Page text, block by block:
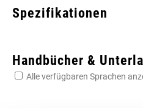
Spezifikationen
Handbücher &
Alle verfügbaren Sprachen